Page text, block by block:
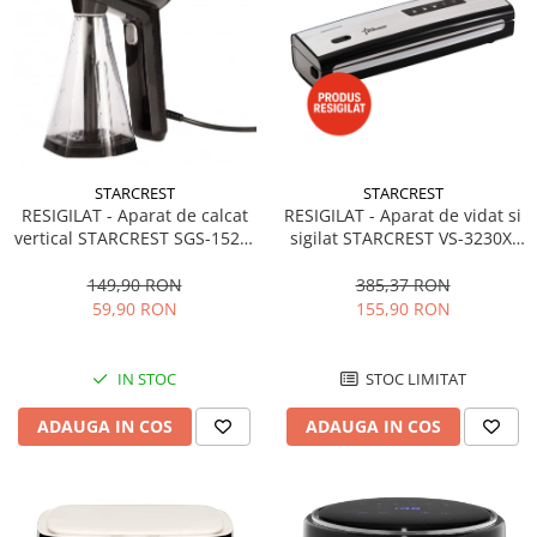
aparat de calcat vertical
Aparate de scame
Fiare de calcat
Statii de calcat
Aparate de masaj
Aparate de ras electrice
Aparate de tuns
Aspiratoare
Cuptoare cu microunde
Cuptoare electrice
Cântare corporale
Ingrijire locuinta
STARCREST
RESIGILAT - Aparat de calcat
vertical STARCREST SGS-1520,
260 ml, 3 Accesorii, Negru
149,90 RON
59,90 RON
IN STOC
ADAUGA IN COS
STARCREST
RESIGILAT - Aparat de vidat si
sigilat STARCREST VS-3230X,
Functii, Furtun de vidare
caserole, Cutter incorporat,
385,37 RON
155,90 RON
STOC LIMITAT
ADAUGA IN COS